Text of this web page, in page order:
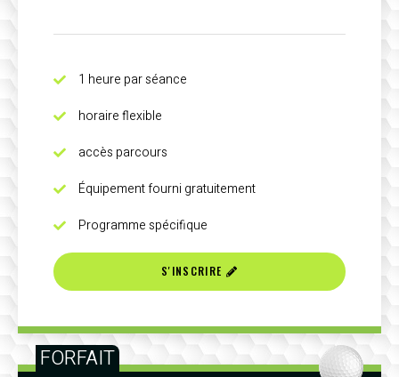
1 heure par séance
horaire flexible
accès parcours
Équipement fourni gratuitement
Programme spécifique
S'INSCRIRE
FORFAIT